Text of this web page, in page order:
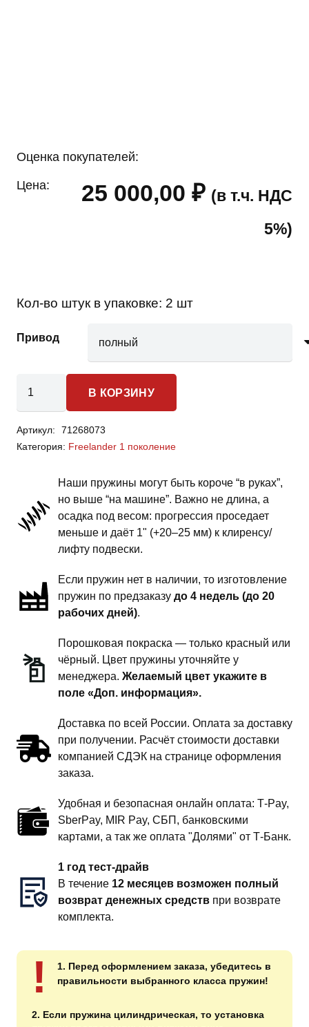
Оценка покупателей:
Цена: 25 000,00 ₽ (в т.ч. НДС
5%)
Кол-во штук в упаковке: 2 шт
Привод
товара
Rover
Freelander
пружины
задней
подвески
дюйма
комфорт
В КОРЗИНУ
Артикул:
71268073
Категория: Freelander 1 поколение
Наши пружины могут быть короче “в руках”,
но выше “на машине”. Важно не длина, а
осадка под весом: прогрессия проседает
меньше и даёт 1" (+20–25 мм) к клиренсу/
лифту подвески.
Если пружин нет в наличии, то изготовление
пружин по предзаказу до 4 недель (до 20
рабочих дней).
Порошковая покраска — только красный или
чёрный. Цвет пружины уточняйте у
менеджера. Желаемый цвет укажите в
поле «Доп. информация».
Доставка по всей России. Оплата за доставку
при получении. Расчёт стоимости доставки
компанией СДЭК на странице оформления
заказа.
Удобная и безопасная онлайн оплата: T‑Pay,
SberPay, MIR Pay, СБП, банковскими
картами, а так же оплата "Долями" от Т-Банк.
1 год тест-драйв
В течение 12 месяцев возможен полный
возврат денежных средств при возврате
комплекта.
!
1. Перед оформлением заказа, убедитесь в
правильности выбранного класса пружин!
2. Если пружина цилиндрическая, то установка